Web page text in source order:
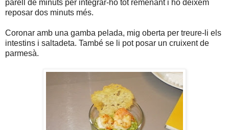
parell de minuts per integrar-ho tot remenant i ho deixem
reposar dos minuts més.
Coronar amb una gamba pelada, mig oberta per treure-li els
intestins i saltadeta. També se li pot posar un cruixent de
parmesà.